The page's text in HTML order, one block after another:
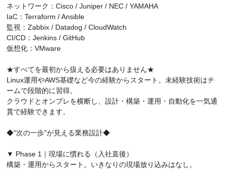
ネットワーク：Cisco / Juniper / NEC / YAMAHA
IaC：Terraform / Ansible
監視：Zabbix / Datadog / CloudWatch
CI/CD：Jenkins / GitHub
仮想化：VMware
★すべてを最初から扱える必要はありません★
Linux運用やAWS基礎など今の経験からスタート。未経験技術はチ
ームで段階的に習得。
クラウドとオンプレを横断し、設計・構築・運用・自動化を一気通
貫で経験できます。
◆"次の一歩"が見える業務設計◆
▼ Phase 1｜現場に慣れる（入社直後）
構築・運用からスタート。いきなりの現場放り込みはなし。